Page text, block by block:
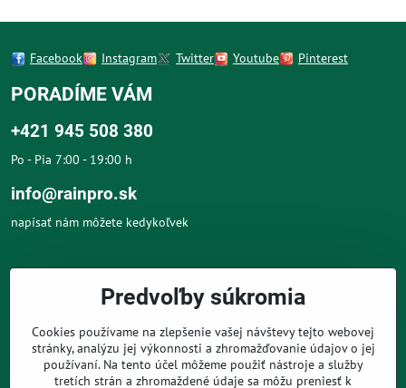
Facebook Instagram Twitter Youtube Pinterest
PORADÍME VÁM
+421 945 508 380
Po - Pia 7:00 - 19:00 h
info@rainpro.sk
napísať nám môžete kedykoľvek
O NÁKUPE
PRE ZÁKAZNÍKOV
Predvoľby súkromia
Cookies používame na zlepšenie vašej návštevy tejto webovej
stránky, analýzu jej výkonnosti a zhromažďovanie údajov o jej
používaní. Na tento účel môžeme použiť nástroje a služby
tretích strán a zhromaždené údaje sa môžu preniesť k